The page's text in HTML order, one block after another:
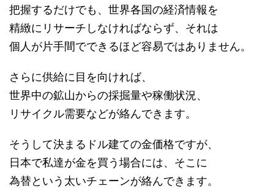
把握するだけでも、世界各国の経済情報を
精緻にリサーチしなければならず、それは
個人が片手間でできるほど容易ではありません。
さらに供給に目を向ければ、
世界中の鉱山からの採掘量や稼働状況、
リサイクル需要などが絡んできます。
そうして決まるドル建ての金価格ですが、
日本で私達が金を買う場合には、そこに
為替という太いチェーンが絡んできます。